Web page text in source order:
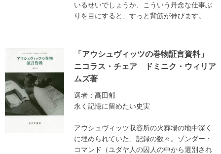
いるせいでしょうか、こういう丹念な仕事ぶ
りを目にすると、すっと背筋が伸びます。
「アウシュヴィッツの巻物証言資料」
ニコラス・チェア ドミニク・ウィリア
ムズ著
選者：髙田郁
永く記憶に留めたい史実
アウシュヴィッツ収容所の火葬場の地中深く
に埋められていた、記録の数々。ゾンダー・
コマンド（ユダヤ人の囚人の中から選別され